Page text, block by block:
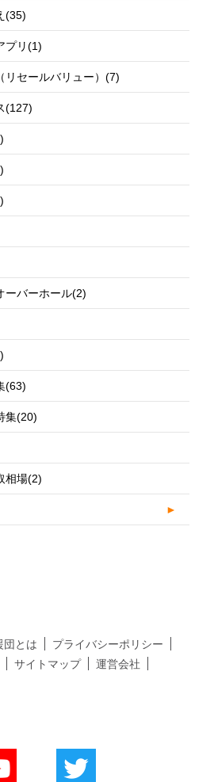
(35)
プリ(1)
リセールバリュー）(7)
(127)
ーバーホール(2)
(63)
集(20)
相場(2)
►
団とは
プライバシーポリシー
サイトマップ
運営会社